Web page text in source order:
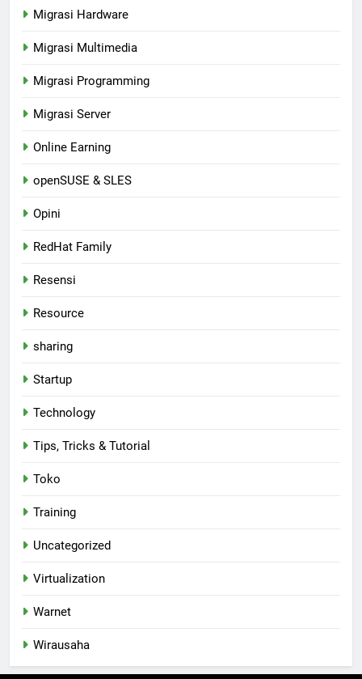
Migrasi Hardware
Migrasi Multimedia
Migrasi Programming
Migrasi Server
Online Earning
openSUSE & SLES
Opini
RedHat Family
Resensi
Resource
sharing
Startup
Technology
Tips, Tricks & Tutorial
Toko
Training
Uncategorized
Virtualization
Warnet
Wirausaha